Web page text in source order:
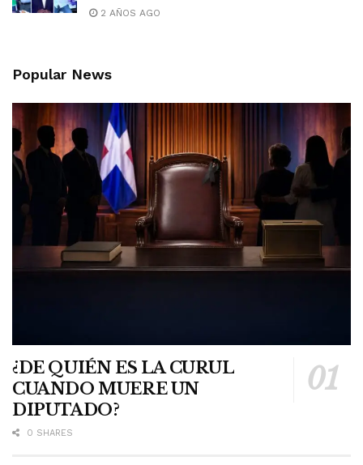
2 AÑOS AGO
Popular News
¿DE QUIÉN ES LA CURUL
CUANDO MUERE UN
DIPUTADO?
0 SHARES